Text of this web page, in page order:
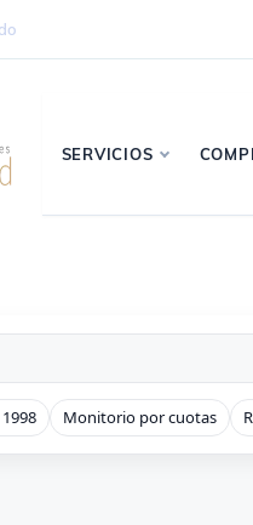
SERVICIOS
Monitorio por cuotas